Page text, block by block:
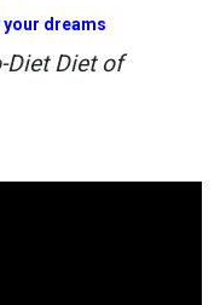
your dreams
Diet Diet of